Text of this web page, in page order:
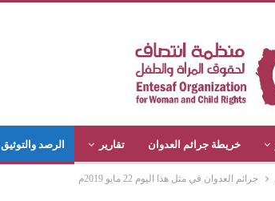
خريطة جرائم العدوان تقارير الرصد والتوثيق
جرائم العدوان في مثل هذا اليوم 22 مايو 2019م